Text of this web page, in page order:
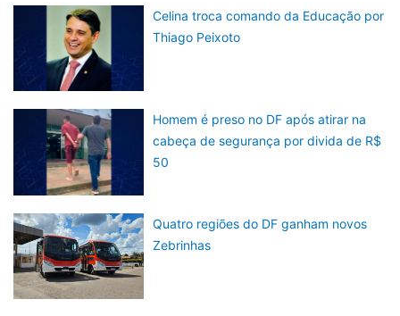
Celina troca comando da Educação por
Thiago Peixoto
Homem é preso no DF após atirar na
cabeça de segurança por divida de R$
50
Quatro regiões do DF ganham novos
Zebrinhas